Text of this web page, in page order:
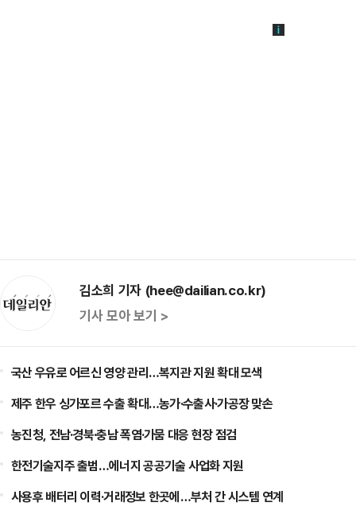
김소희 기자 (hee@dailian.co.kr)
기사 모아 보기 >
국산 우유로 어르신 영양 관리…복지관 지원 확대 모색
제주 한우 싱가포르 수출 확대…농가·수출사·가공장 맞손
농진청, 전남·경북·충남 폭염·가뭄 대응 현장 점검
한전기술지주 출범…에너지 공공기술 사업화 지원
사용후 배터리 이력·거래정보 한곳에…부처 간 시스템 연계